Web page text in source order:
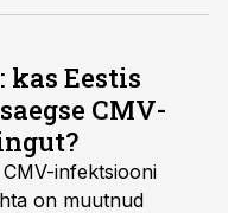
kas Eestis
CMV-
infektsiooni
on muutnud